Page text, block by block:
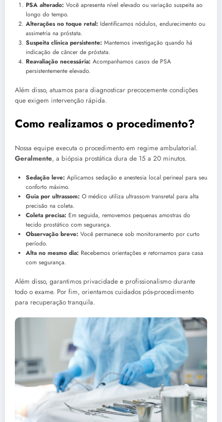
PSA alterado: Você apresenta nível elevado ou variação suspeita ao
longo do tempo.
Alterações no toque retal: Identificamos nódulos, endurecimento ou
assimetria na próstata.
Suspeita clínica persistente: Mantemos investigação quando há
indicação de câncer de próstata.
Reavaliação necessária: Acompanhamos casos de PSA
persistentemente elevado.
Além disso, atuamos para diagnosticar precocemente condições
que exigem intervenção rápida.
Como realizamos o procedimento?
Nossa equipe executa o procedimento em regime ambulatorial.
Geralmente, a biópsia prostática dura de 15 a 20 minutos.
Sedação leve: Aplicamos sedação e anestesia local perineal para seu
conforto máximo.
Guia por ultrassom: O médico utiliza ultrassom transretal para alta
precisão na coleta.
Coleta precisa: Em seguida, removemos pequenas amostras do
tecido prostático com segurança.
Observação breve: Você permanece sob monitoramento por curto
período.
Alta no mesmo dia: Recebemos orientações e retornamos para casa
com segurança.
Além disso, garantimos privacidade e profissionalismo durante
todo o exame. Por fim, orientamos cuidados pós-procedimento
para recuperação tranquila.